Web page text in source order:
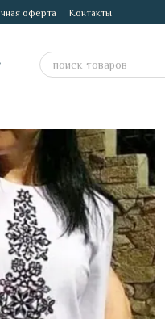
оферта Контакты